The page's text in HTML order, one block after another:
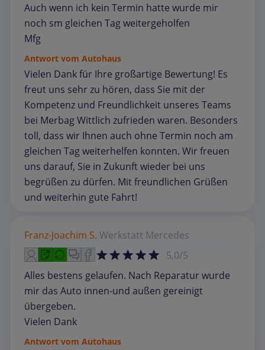
Auch wenn ich kein Termin hatte wurde mir
noch sm gleichen Tag weitergeholfen
Mfg
Antwort vom Autohaus
Vielen Dank für Ihre großartige Bewertung! Es
freut uns sehr zu hören, dass Sie mit der
Kompetenz und Freundlichkeit unseres Teams
bei Merbag Wittlich zufrieden waren. Besonders
toll, dass wir Ihnen auch ohne Termin noch am
gleichen Tag weiterhelfen konnten. Wir freuen
uns darauf, Sie in Zukunft wieder bei uns
begrüßen zu dürfen. Mit freundlichen Grüßen
und weiterhin gute Fahrt!
Franz-Joachim S. Werkstatt Mercedes
5,0/5
Alles bestens gelaufen. Nach Reparatur wurde
mir das Auto innen-und außen gereinigt
übergeben.
Vielen Dank
Antwort vom Autohaus